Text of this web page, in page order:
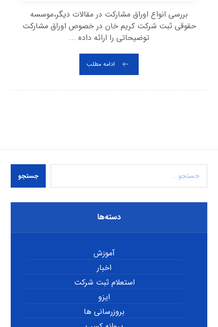
بررسی انواع اوراق مشارکت در مقالات دیگر،موسسه
حقوقی ثبت شرکت کریم خان در خصوص اوراق مشارکت
توضیحاتی را ارائه داده ...
ادامه مطلب
جستجو
دسته‌ها
آموزش
اخبار
استعلام ثبت شرکت
ایزو
بروزرسانی ها